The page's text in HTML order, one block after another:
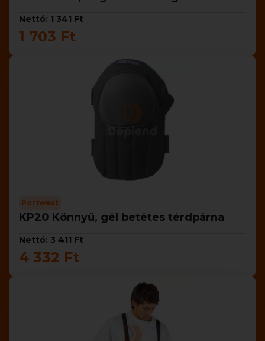
Nettó: 1 341 Ft
1 703 Ft
Portwest
KP20 Könnyű, gél betétes térdpárna
Nettó: 3 411 Ft
4 332 Ft